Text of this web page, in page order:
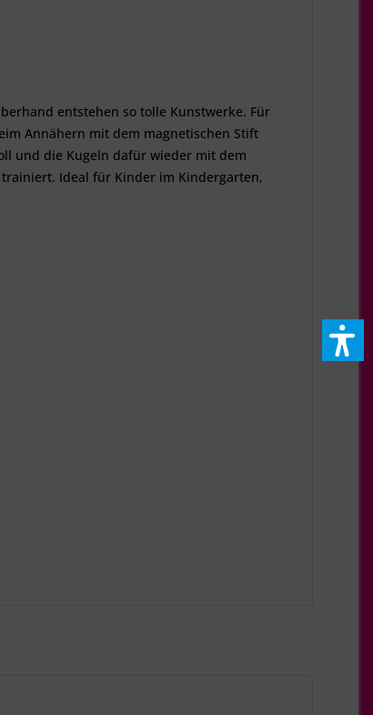
entstehen so tolle Kunstwerke. Für
Annähern mit dem magnetischen Stift
und die Kugeln dafür wieder mit dem
Ideal für Kinder im Kindergarten,